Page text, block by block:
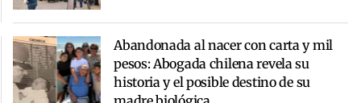
Abandonada al nacer con carta y mil
pesos: Abogada chilena revela su
historia y el posible destino de su